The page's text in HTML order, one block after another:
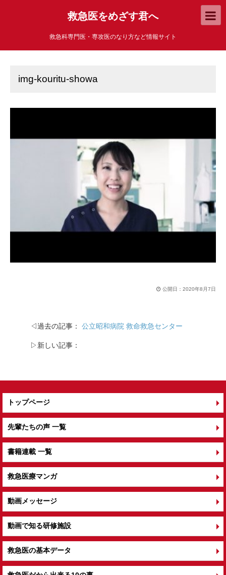
救急医をめざす君へ
救急科専門医・専攻医のなり方など情報サイト
img-kouritu-showa
公開日： 2020年8月7日
◁過去の記事： 公立昭和病院 救命救急センター
▷新しい記事：
トップページ
先輩たちの声 一覧
書籍連載 一覧
救急医療マンガ
動画メッセージ
動画で知る研修施設
救急医の基本データ